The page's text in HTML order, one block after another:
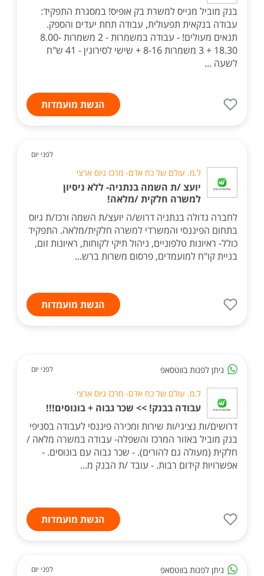
בנק מוביל מגייס למשרת בק אופיס! במסגרת התפקיד:
עבודה בנקאית תפעולית, עבודה תחת יעדים והספק.
תנאים מעולים! - עבודה במשמרות - 2 משמרות 8.00-
18.30 + 3 משמרות 8-16 + שישי לסירוגין - 41 ש"ח
לשעה ...
הגשת מועמדות
לפני יום
ל.מ. עולם של כח אדם- מרכז גיוס ארצי
יועצ /ת השמה בנתניה- ללא ניסיון
למשרה חלקית /מלאה!
לחברה גדולה בנתניה דרוש/ה יועצ/ת השמה ורכז/ת גיוס
בתחום הפיננסי והמשרדי למשרה חלקית/מלאה. התפקיד
כולל- ראיונות טלפוניים, ניהול תיקי לקוחות, ראיונות זום,
בניית קו"ח למועמדים, פרסום משרות ברש...
הגשת מועמדות
ניתן לפנות בווטסאפ לפני יום
ל.מ. עולם של כח אדם- מרכז גיוס ארצי
עבודה בבנק! >> שכר גבוה + בונוסים!!!
דרושים/ות נציגי/ות שירות ומכירה פיננסי לעבודה בסניפי
בנק מוביל באזור המרכז והשפלה- עבודה במשרה מלאה /
חלקית (מעולה גם להורים). - שכר גבוה עם בונוסים. -
אפשרויות קידום רבות. - עובד /ת הבנק מ...
הגשת מועמדות
ניתן לפנות בווטסאפ לפני יום